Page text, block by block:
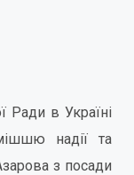
Ради в Україні
надії та
з посади